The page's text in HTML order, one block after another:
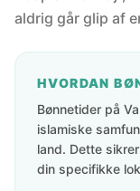
aldrig går glip af
HVORDAN
Bønnetider på
islamiske
land. Dette
din specifikke